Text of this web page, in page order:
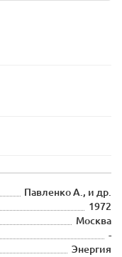
Павленко А., и др.
1972
Москва
-
Энергия